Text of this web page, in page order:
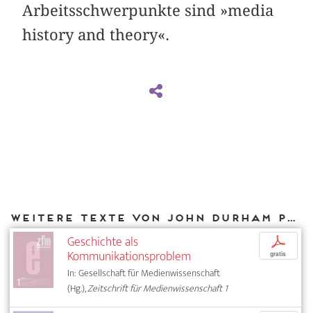
Arbeitsschwerpunkte sind »media
history and theory«.
Weitere Texte von John Durham Peters bei DIAPHANES
Geschichte als
Kommunikationsproblem
In: Gesellschaft für Medienwissenschaft
(Hg.),Zeitschrift für Medienwissenschaft 1
p
gratis